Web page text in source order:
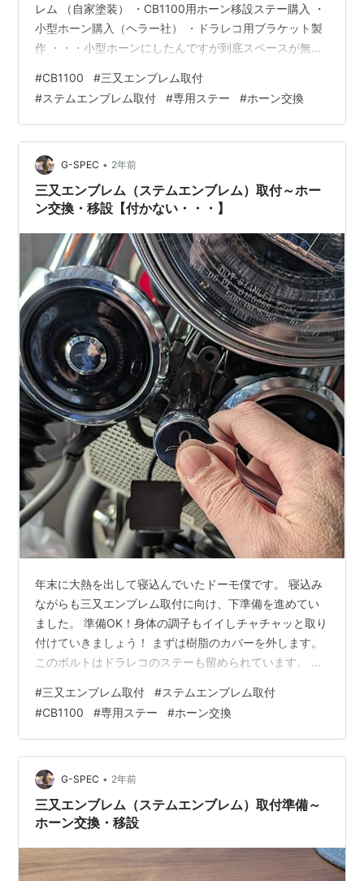
レム （自家塗装） ・CB1100用ホーン移設ステー購入 ・
小型ホーン購入（ヘラー社） ・ドラレコ用ブラケット製
作 ・・・小型ホーンにしたんですが到底スペースが無く
て取り付けられるかやってみたいと思います。 ステーの
右上と左上に穴を開けてみます。 うまく付けば、こんな
イメージ ホーンが見えちゃうんですが、これで取付が出
来れば、配線の延長もしなくてイイしエンブレムも付く
ので良しとしたいのですが・・・ 赤丸で囲んでるのがブ
レーキユニット、上…
#CB1100 #三又エンブレム取付
#ステムエンブレム取付 #専用ステー #ホーン交換
G-SPEC • 2年前
三又エンブレム（ステムエンブレム）取付～ホー
ン交換・移設【付かない・・・】
年末に大熱を出して寝込んでいたドーモ僕です。 寝込み
ながらも三又エンブレム取付に向け、下準備を進めてい
ました。 準備OK！身体の調子もイイしチャチャッと取り
付けていきましょう！ まずは樹脂のカバーを外します。
このボルトはドラレコのステーも留められています。 次
線を抜いて外します。 ホーンステーとブレーキ、クラッ
チユニットを留めているボルトを緩めます。 外したホー
ンステーは使いませんね 外したボルト穴を利用して、準
備していたステーを取り付けます。 後は元に戻すだ
け・・・ガーーン ブレーキホース？クラッチ？ホースが
邪魔して付かないッス ホースを…
#三又エンブレム取付 #ステムエンブレム取付
#CB1100 #専用ステー #ホーン交換
G-SPEC • 2年前
三又エンブレム（ステムエンブレム）取付準備～
ホーン交換・移設